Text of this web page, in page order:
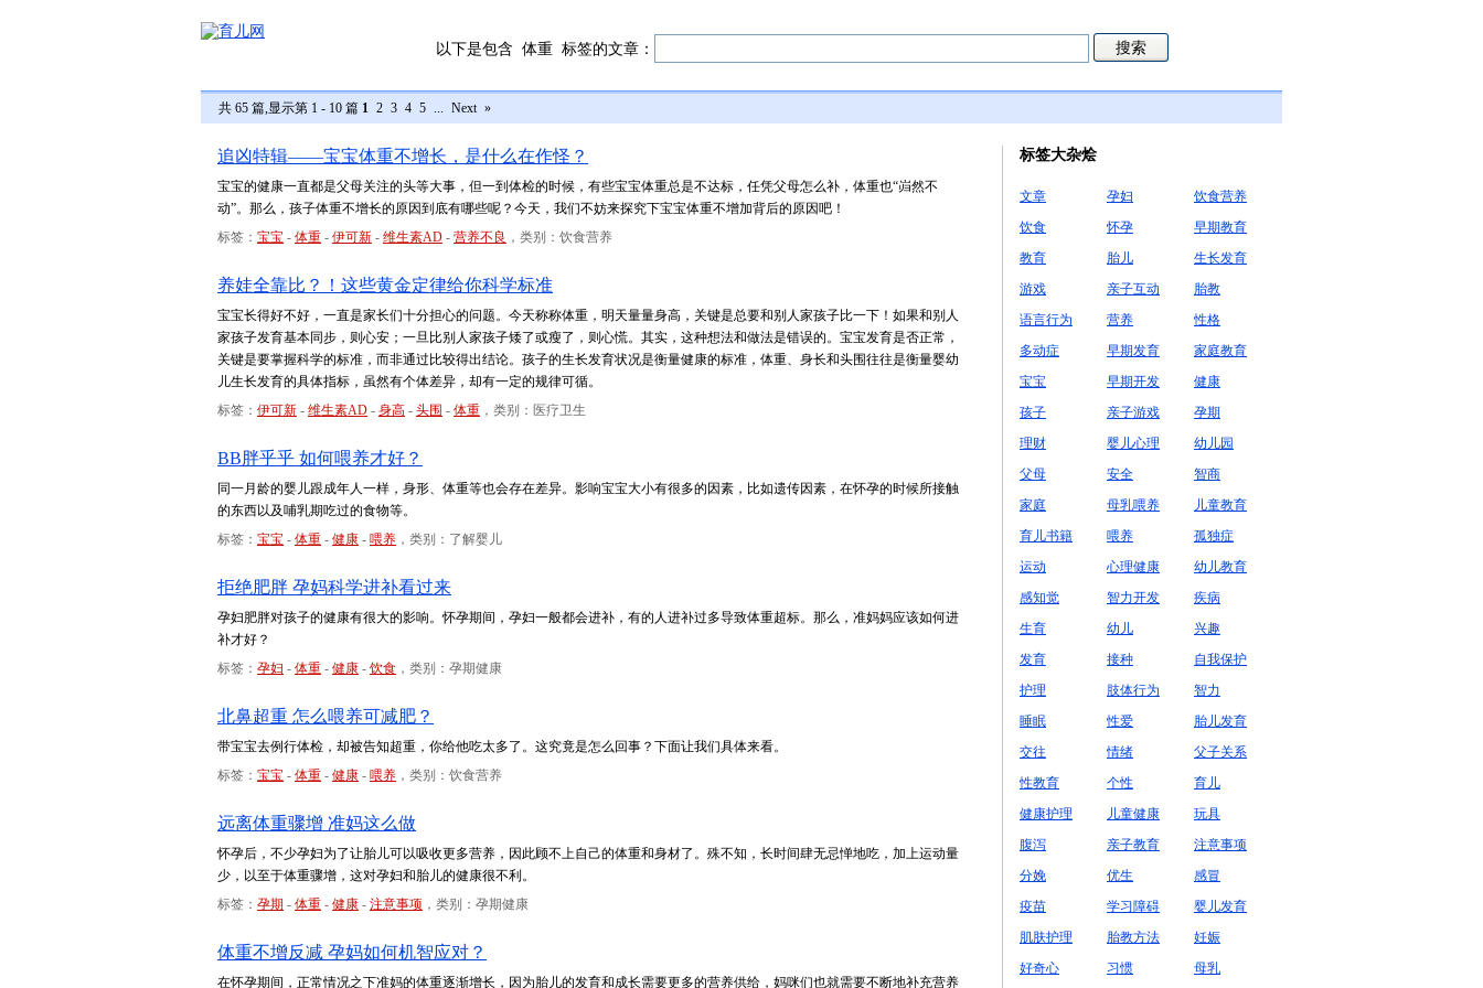
以下是包含 体重 标签的文章：
共 65 篇,显示第 1 - 10 篇 1 2 3 4 5 ... Next »
追凶特辑——宝宝体重不增长，是什么在作怪？
宝宝的健康一直都是父母关注的头等大事，但一到体检的时候，有些宝宝体重总是不达标，任凭父母怎么补，体重也“岿然不
动”。那么，孩子体重不增长的原因到底有哪些呢？今天，我们不妨来探究下宝宝体重不增加背后的原因吧！
标签： 宝宝 - 体重 - 伊可新 - 维生素AD - 营养不良 ，类别：饮食营养
养娃全靠比？！这些黄金定律给你科学标准
宝宝长得好不好，一直是家长们十分担心的问题。今天称称体重，明天量量身高，关键是总要和别人家孩子比一下！如果和别人
家孩子发育基本同步，则心安；一旦比别人家孩子矮了或瘦了，则心慌。其实，这种想法和做法是错误的。宝宝发育是否正常，
关键是要掌握科学的标准，而非通过比较得出结论。孩子的生长发育状况是衡量健康的标准，体重、身长和头围往往是衡量婴幼
儿生长发育的具体指标，虽然有个体差异，却有一定的规律可循。
标签： 伊可新 - 维生素AD - 身高 - 头围 - 体重 ，类别：医疗卫生
BB胖乎乎 如何喂养才好？
同一月龄的婴儿跟成年人一样，身形、体重等也会存在差异。影响宝宝大小有很多的因素，比如遗传因素，在怀孕的时候所接触
的东西以及哺乳期吃过的食物等。
标签： 宝宝 - 体重 - 健康 - 喂养 ，类别：了解婴儿
拒绝肥胖 孕妈科学进补看过来
孕妇肥胖对孩子的健康有很大的影响。怀孕期间，孕妇一般都会进补，有的人进补过多导致体重超标。那么，准妈妈应该如何进
补才好？
标签： 孕妇 - 体重 - 健康 - 饮食 ，类别：孕期健康
北鼻超重 怎么喂养可减肥？
带宝宝去例行体检，却被告知超重，你给他吃太多了。这究竟是怎么回事？下面让我们具体来看。
标签： 宝宝 - 体重 - 健康 - 喂养 ，类别：饮食营养
远离体重骤增 准妈这么做
怀孕后，不少孕妇为了让胎儿可以吸收更多营养，因此顾不上自己的体重和身材了。殊不知，长时间肆无忌惮地吃，加上运动量
少，以至于体重骤增，这对孕妇和胎儿的健康很不利。
标签： 孕期 - 体重 - 健康 - 注意事项 ，类别：孕期健康
体重不增反减 孕妈如何机智应对？
在怀孕期间，正常情况之下准妈的体重逐渐增长，因为胎儿的发育和成长需要更多的营养供给，妈咪们也就需要不断地补充营养
标签大杂烩
文章 孕妇
饮食营养
饮食
怀孕
早期教育
教育
胎儿
生长发育
游戏
亲子互动
胎教
语言行为
营养
性格
多动症
早期发育
家庭教育
宝宝
早期开发
健康
孩子
亲子游戏
孕期
理财
婴儿心理
幼儿园
父母
安全
智商
家庭
母乳喂养
儿童教育
育儿书籍
喂养
孤独症
运动
心理健康
幼儿教育
感知觉
智力开发
疾病
生育
幼儿
兴趣
发育
接种
自我保护
护理
肢体行为
智力
睡眠
性爱
胎儿发育
交往
情绪
父子关系
性教育
个性
育儿
健康护理
儿童健康
玩具
腹泻
亲子教育
注意事项
分娩
优生
感冒
疫苗
学习障碍
婴儿发育
肌肤护理
胎教方法
妊娠
好奇心
习惯
母乳